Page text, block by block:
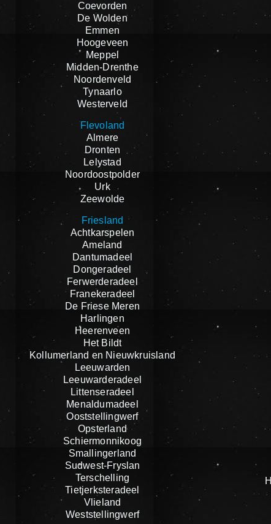
Coevorden
De Wolden
Emmen
Hoogeveen
Meppel
Midden-Drenthe
Noordenveld
Tynaarlo
Westerveld
Flevoland
Almere
Dronten
Lelystad
Noordoostpolder
Urk
Zeewolde
Friesland
Achtkarspelen
Ameland
Dantumadeel
Dongeradeel
Ferwerderadeel
Franekeradeel
De Friese Meren
Harlingen
Heerenveen
Het Bildt
Kollumerland en Nieuwkruisland
Leeuwarden
Leeuwarderadeel
Littenseradeel
Menaldumadeel
Ooststellingwerf
Opsterland
Schiermonnikoog
Smallingerland
Sudwest-Fryslan
Terschelling
Tietjerksteradeel
Vlieland
Weststellingwerf